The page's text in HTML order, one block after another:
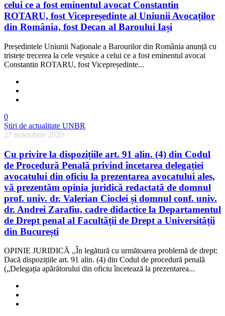
celui ce a fost eminentul avocat Constantin
ROTARU, fost Vicepreședinte al Uniunii Avocaților
din România, fost Decan al Baroului Iași
Președintele Uniunii Naționale a Barourilor din România anunță cu
tristețe trecerea la cele veșnice a celui ce a fost eminentul avocat
Constantin ROTARU, fost Vicepreședinte...
0
Știri de actualitate UNBR
27 noiembrie 2020
Cu privire la dispozițiile art. 91 alin. (4) din Codul
de Procedură Penală privind încetarea delegației
avocatului din oficiu la prezentarea avocatului ales,
vă prezentăm opinia juridică redactată de domnul
prof. univ. dr. Valerian Cioclei și domnul conf. univ.
dr. Andrei Zarafiu, cadre didactice la Departamentul
de Drept penal al Facultății de Drept a Universității
din București
OPINIE JURIDICĂ ,,În legătură cu următoarea problemă de drept:
Dacă dispozițiile art. 91 alin. (4) din Codul de procedură penală
(„Delegația apărătorului din oficiu încetează la prezentarea...